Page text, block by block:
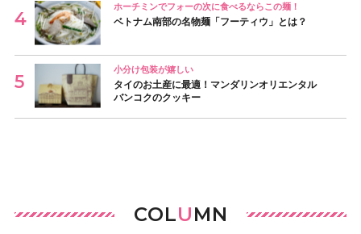
ホーチミンでフォーの次に食べるならこの麺！
ベトナム南部の名物麺「フーティウ」とは？
小分け包装が嬉しい
タイのお土産に最適！マンダリンオリエンタル
バンコクのクッキー
COLUMN